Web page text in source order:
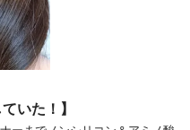
いた！】